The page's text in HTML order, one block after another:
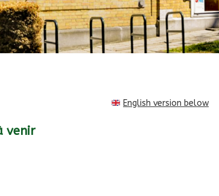
English version below
venir